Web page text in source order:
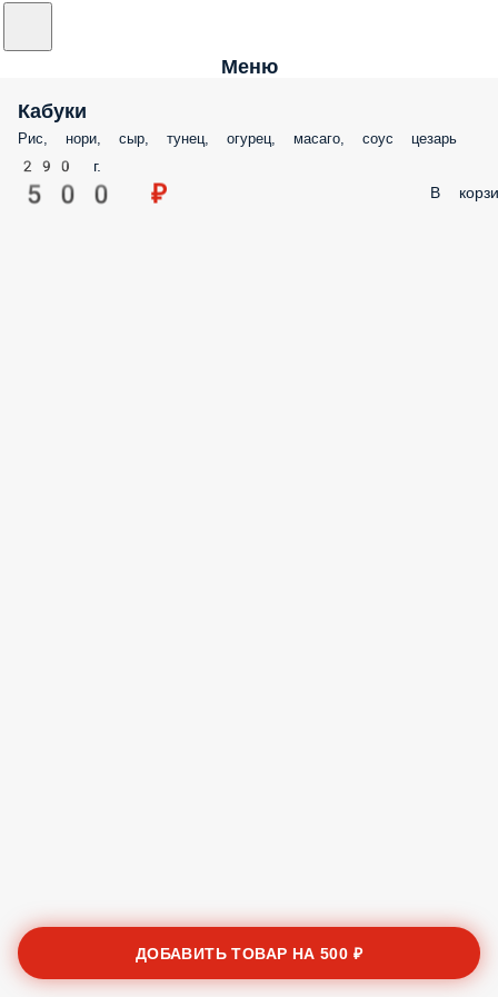
Меню
Кабуки
Рис, нори, сыр, тунец, огурец, масаго, соус цезарь
290 г.
500 ₽ В
ДОБАВИТЬ ТОВАР НА500 ₽